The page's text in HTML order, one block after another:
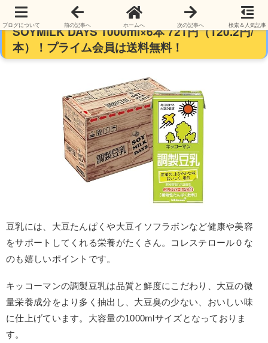
【なかなか安い】キッコーマン 調製豆乳
SOYMILK DAYS 1000ml×6本 721円（120.2円/
本）！プライム会員は送料無料！
豆乳には、大豆たんぱくや大豆イソフラボンなど健康や美容
をサポートしてくれる栄養がたくさん。コレステロール０な
のも嬉しいポイントです。
キッコーマンの調製豆乳は品質と鮮度にこだわり、大豆の微
量栄養成分をより多く抽出し、大豆臭の少ない、おいしい味
に仕上げています。大容量の1000mlサイズとなっておりま
す。
ブログについて 前の記事へ ホームへ 次の記事へ 検索＆人気記事